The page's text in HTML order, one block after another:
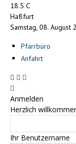
18.5 C
Haßfurt
Samstag, 08. August
Pfarrbüro
Anfahrt
Anmelden
Herzlich
Ihr Benutzername